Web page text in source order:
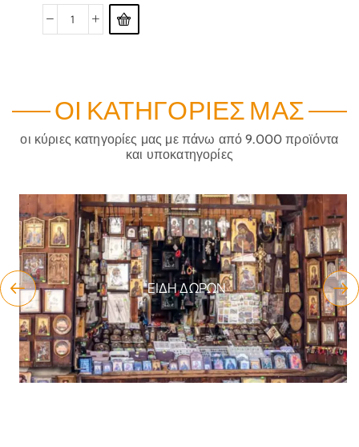
ΟΙ ΚΑΤΗΓΟΡΊΕΣ ΜΑΣ
οι κύριες κατηγορίες μας με πάνω από 9.000 προϊόντα
και υποκατηγορίες
ΕΊΔΗ ΔΏΡΩΝ